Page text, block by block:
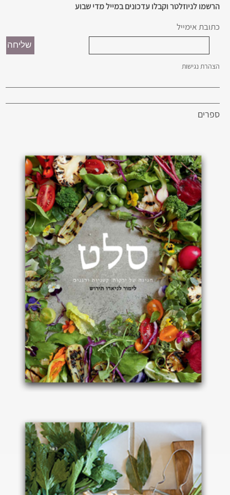
הרשמו לניוזלטר וקבלו עדכונים במייל מדי שבוע
כתובת אימייל
הצהרת נגישות
ספרים